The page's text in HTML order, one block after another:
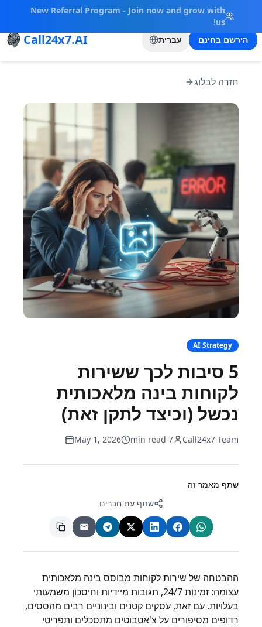
New Referral Program - Join now and grow with
us!
Call24x7.AI עברית הירשם בחינם
חזרה לבלוג
AI Strategy
5 סיבות לכך ששירות
לקוחות בינה מלאכותית
נכשל (וכיצד לתקן זאת)
May 1, 2026 7 min read Call24x7 Team
שתף מאמר זה
שתף עם חברים
ההבטחה של שירות לקוחות מבוסס בינה מלאכותית
עצומה: זמינות 24/7, תגובות מיידיות וחיסכון משמעותי
בעלויות. עם זאת, עסקים קטנים ובינוניים רבים מהססים,
רדופים מסיפורים על צ'אטבוטים מתסכלים ותפריטי